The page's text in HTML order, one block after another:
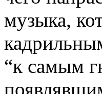
музыка,
“к самым